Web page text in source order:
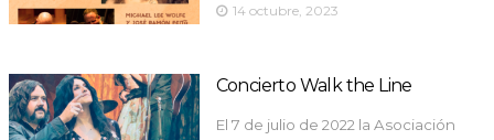
14 octubre, 2023
Concierto Walk the Line
El 7 de julio de 2022 la Asociación